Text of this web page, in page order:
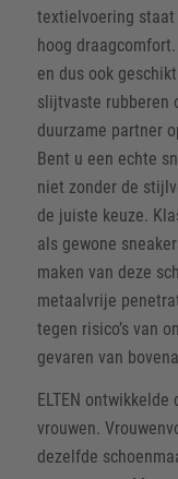
textielvoering
hoog
en dus ook
slijtvaste rubberen
duurzame partner
Bent u een echte
niet zonder de
de juiste keuze.
als gewone
maken van deze
metaalvrije
tegen risico’s van
gevaren van
ELTEN ontwikkelde
vrouwen.
dezelfde